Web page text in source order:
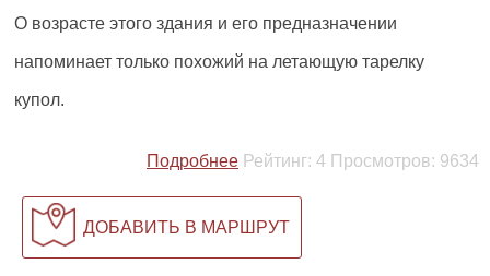
О возрасте этого здания и его предназначении
напоминает только похожий на летающую тарелку
купол.
Подробнее Рейтинг: 4 Просмотров: 9634
ДОБАВИТЬ В МАРШРУТ